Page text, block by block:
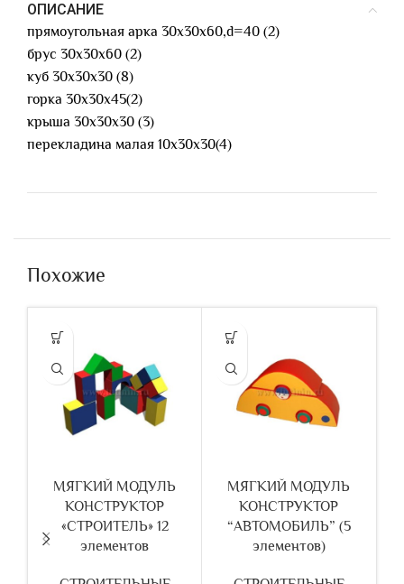
ОПИСАНИЕ
прямоугольная арка 30х30х60,d=40 (2)
брус 30х30х60 (2)
куб 30х30х30 (8)
горка 30х30х45(2)
крыша 30х30х30 (3)
перекладина малая 10х30х30(4)
Похожие
МЯГКИЙ МОДУЛЬ
КОНСТРУКТОР
«СТРОИТЕЛЬ» 12
элементов
МЯГКИЙ МОДУЛЬ
КОНСТРУКТОР
“АВТОМОБИЛЬ” (5
элементов)